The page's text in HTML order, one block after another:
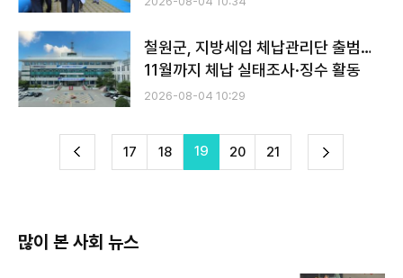
철원군, 지방세입 체납관리단 출범…
11월까지 체납 실태조사·징수 활동
2026-08-04 10:29
이 17 18 19 20 21 다
많이 본 사회 뉴스